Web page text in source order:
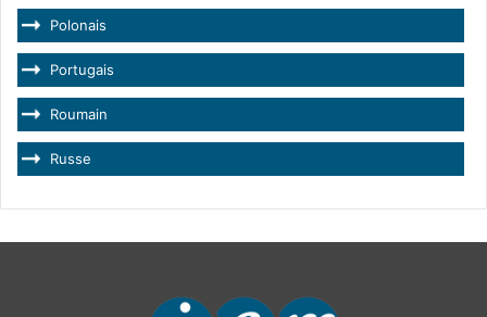
Polonais
Portugais
Roumain
Russe